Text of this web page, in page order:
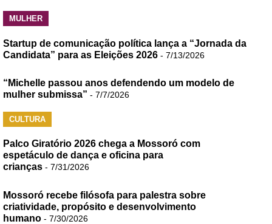
MULHER
Startup de comunicação política lança a “Jornada da
Candidata” para as Eleições 2026 - 7/13/2026
“Michelle passou anos defendendo um modelo de
mulher submissa” - 7/7/2026
CULTURA
Palco Giratório 2026 chega a Mossoró com
espetáculo de dança e oficina para
crianças - 7/31/2026
Mossoró recebe filósofa para palestra sobre
criatividade, propósito e desenvolvimento
humano - 7/30/2026